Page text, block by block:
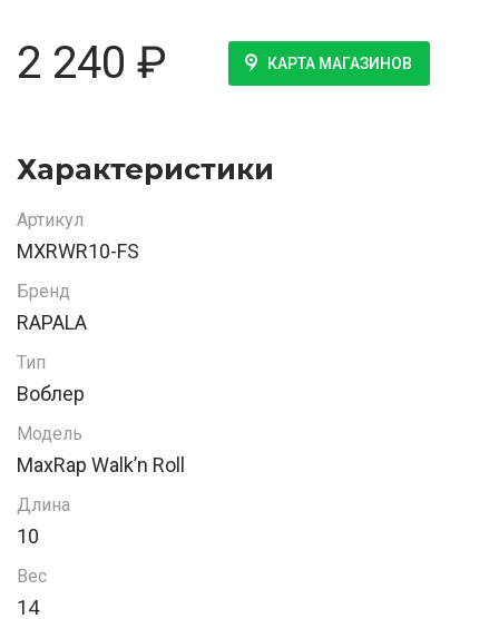
2 240 ₽ КАРТА МАГАЗИНОВ
Характеристики
Артикул
MXRWR10-FS
Бренд
RAPALA
Тип
Воблер
Модель
MaxRap Walk’n Roll
Длина
10
Вес
14